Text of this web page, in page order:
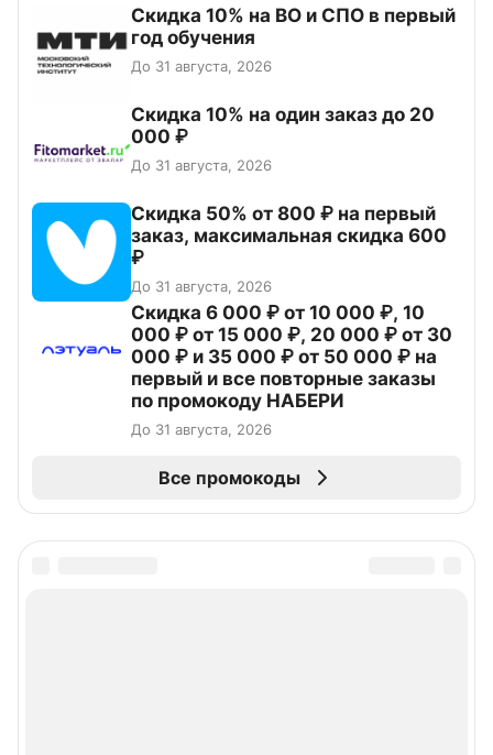
Скидка 10% на ВО и СПО в первый
год обучения
До 31 августа, 2026
Скидка 10% на один заказ до 20
000 ₽
До 31 августа, 2026
Скидка 50% от 800 ₽ на первый
заказ, максимальная скидка 600
₽
До 31 августа, 2026
Скидка 6 000 ₽ от 10 000 ₽, 10
000 ₽ от 15 000 ₽, 20 000 ₽ от 30
000 ₽ и 35 000 ₽ от 50 000 ₽ на
первый и все повторные заказы
по промокоду НАБЕРИ
До 31 августа, 2026
Все промокоды